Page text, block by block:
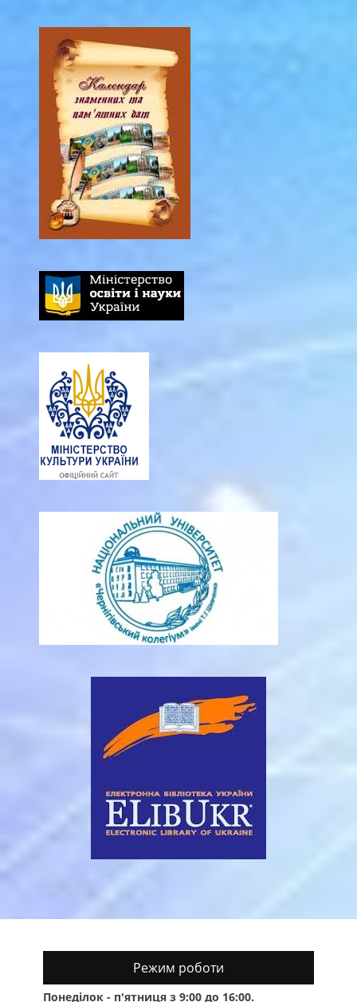
Режим роботи
Понеділок - п'ятниця з 9:00 до 16:00.